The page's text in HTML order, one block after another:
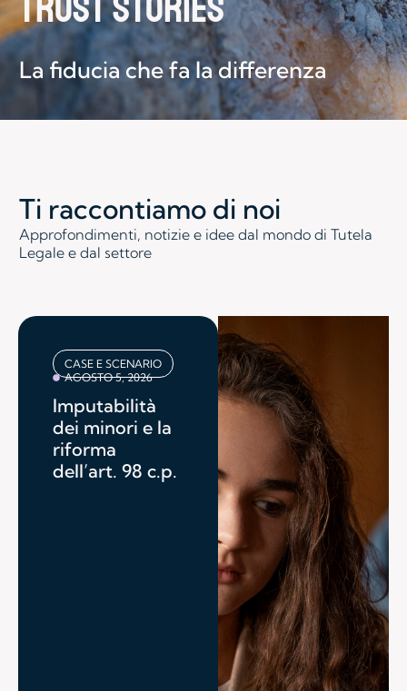
La fiducia che fa la differenza
Ti raccontiamo di noi
Approfondimenti, notizie e idee dal mondo di Tutela
Legale e dal settore
CASE E SCENARIO
AGOSTO 5, 2026
Imputabilità
dei minori e la
riforma
dell’art. 98 c.p.